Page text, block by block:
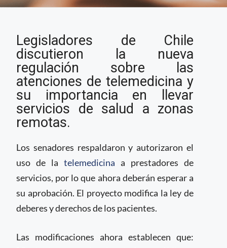
presentan nueva
regulación para
telemedicina
Legisladores de Chile
discutieron la nueva
regulación sobre las
atenciones de telemedicina y
su importancia en llevar
servicios de salud a zonas
remotas.
Los senadores respaldaron y autorizaron el
uso de la telemedicina a prestadores de
servicios, por lo que ahora deberán esperar a
su aprobación. El proyecto modifica la ley de
deberes y derechos de los pacientes.
Las modificaciones ahora establecen que: